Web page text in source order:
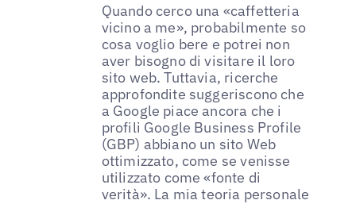
Quando cerco una «caffetteria
vicino a me», probabilmente so
cosa voglio bere e potrei non
aver bisogno di visitare il loro
sito web. Tuttavia, ricerche
approfondite suggeriscono che
a Google piace ancora che i
profili Google Business Profile
(GBP) abbiano un sito Web
ottimizzato, come se venisse
utilizzato come «fonte di
verità». La mia teoria personale